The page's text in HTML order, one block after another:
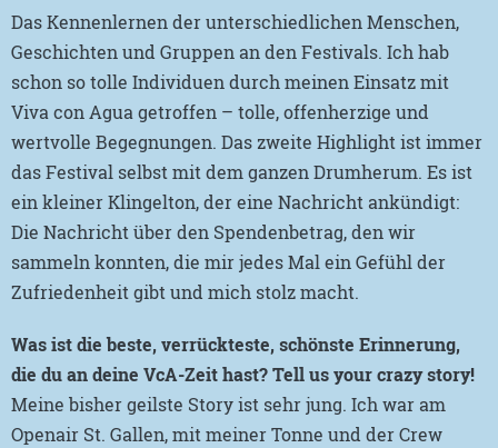
Das Kennenlernen der unterschiedlichen Menschen,
Geschichten und Gruppen an den Festivals. Ich hab
schon so tolle Individuen durch meinen Einsatz mit
Viva con Agua getroffen – tolle, offenherzige und
wertvolle Begegnungen. Das zweite Highlight ist immer
das Festival selbst mit dem ganzen Drumherum. Es ist
ein kleiner Klingelton, der eine Nachricht ankündigt:
Die Nachricht über den Spendenbetrag, den wir
sammeln konnten, die mir jedes Mal ein Gefühl der
Zufriedenheit gibt und mich stolz macht.
Was ist die beste, verrückteste, schönste Erinnerung,
die du an deine VcA-Zeit hast? Tell us your crazy story!
Meine bisher geilste Story ist sehr jung. Ich war am
Openair St. Gallen, mit meiner Tonne und der Crew